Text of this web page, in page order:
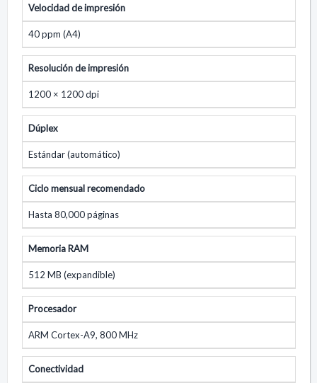
Velocidad de impresión
40 ppm (A4)
Resolución de impresión
1200 × 1200 dpi
Dúplex
Estándar (automático)
Ciclo mensual recomendado
Hasta 80,000 páginas
Memoria RAM
512 MB (expandible)
Procesador
ARM Cortex-A9, 800 MHz
Conectividad